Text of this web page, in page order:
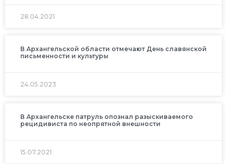
28.04.2021
В Архангельской области отмечают День славянской
письменности и культуры
24.05.2023
В Архангельске патруль опознал разыскиваемого
рецидивиста по неопрятной внешности
15.07.2021